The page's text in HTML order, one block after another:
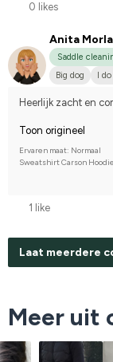
0 likes
Anita
Saddle
Big dog
I
Heerlijk zacht en
Toon origineel
Ervaren maat: Normaal
Sweatshirt Carson
1 like
Laat meerdere
Meer uit